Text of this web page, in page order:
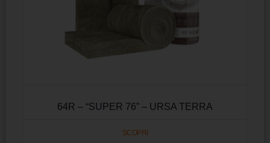
64R – “SUPER 76” – URSA TERRA
SCOPRI